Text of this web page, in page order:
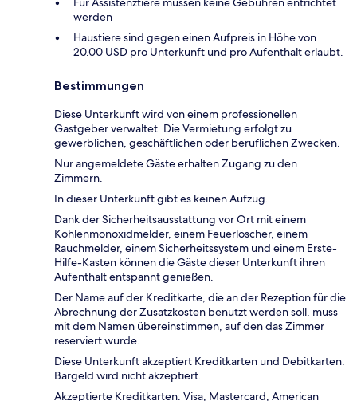
werden
Haustiere sind gegen einen Aufpreis in Höhe von
20.00 USD pro Unterkunft und pro Aufenthalt erlaubt.
Bestimmungen
Diese Unterkunft wird von einem professionellen
Gastgeber verwaltet. Die Vermietung erfolgt zu
gewerblichen, geschäftlichen oder beruflichen Zwecken.
Nur angemeldete Gäste erhalten Zugang zu den
Zimmern.
In dieser Unterkunft gibt es keinen Aufzug.
Dank der Sicherheitsausstattung vor Ort mit einem
Kohlenmonoxidmelder, einem Feuerlöscher, einem
Rauchmelder, einem Sicherheitssystem und einem Erste-
Hilfe-Kasten können die Gäste dieser Unterkunft ihren
Aufenthalt entspannt genießen.
Der Name auf der Kreditkarte, die an der Rezeption für die
Abrechnung der Zusatzkosten benutzt werden soll, muss
mit dem Namen übereinstimmen, auf den das Zimmer
reserviert wurde.
Diese Unterkunft akzeptiert Kreditkarten und Debitkarten.
Bargeld wird nicht akzeptiert.
Akzeptierte Kreditkarten: Visa, Mastercard, American